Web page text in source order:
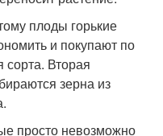
плоды горькие
и покупают по
Вторая
зерна из
просто невозможно